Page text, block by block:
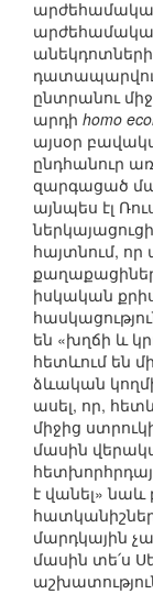
անեկդոտների
ընտրանու
արդի homo
այսօր
ընդհանուր
զարգացած
այնպես էլ
հայտնում,
իսկական
են «խղճի և
հետևում են
ձևական
ասել, որ,
միջից
մասին
է վանել»
մարդկային
մասին տե՛ս